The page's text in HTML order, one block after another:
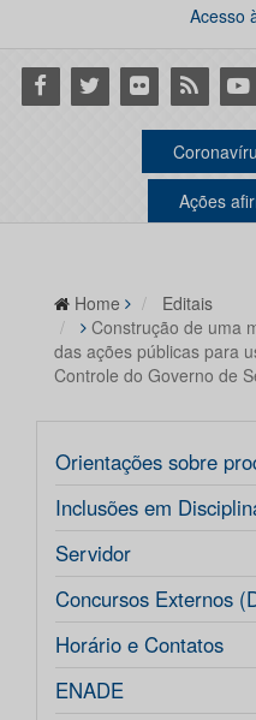
Acesso
Facebook
Twitter Flickr RSS
Ações
Home
Editais
Construção de uma
das ações públicas para
Controle do Governo de
Orientações sobre
Inclusões em
Servidor
Concursos Externos
Horário e Contatos
ENADE